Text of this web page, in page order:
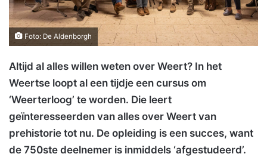
Foto: De Aldenborgh
Altijd al alles willen weten over Weert? In het
Weertse loopt al een tijdje een cursus om
‘Weerterloog’ te worden. Die leert
geïnteresseerden van alles over Weert van
prehistorie tot nu. De opleiding is een succes, want
de 750ste deelnemer is inmiddels ‘afgestudeerd’.